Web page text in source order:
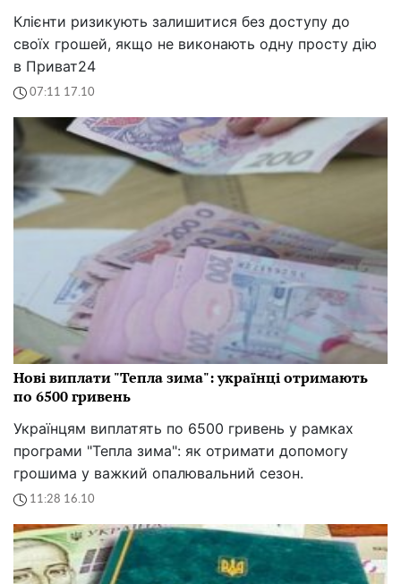
Клієнти ризикують залишитися без доступу до
своїх грошей, якщо не виконають одну просту дію
в Приват24
07:11 17.10
Нові виплати "Тепла зима": українці отримають
по 6500 гривень
Українцям виплатять по 6500 гривень у рамках
програми "Тепла зима": як отримати допомогу
грошима у важкий опалювальний сезон.
11:28 16.10